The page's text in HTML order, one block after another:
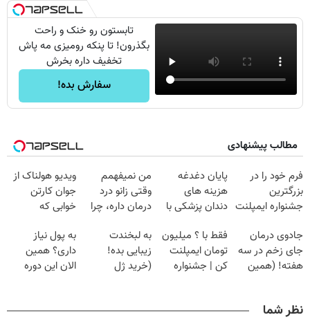
تابستون رو خنک و راحت
بگذرون! تا پنکه رومیزی مه پاش
تخفیف داره بخرش
سفارش بده!
مطالب پیشنهادی
فرم خود را در
بزرگترین
جشنواره ایمپلنت
فقط ۲۵ میلیون
پایان دغدغه
هزینه های
دندان پزشکی با
خانگی
من نمیفهمم
وقتی زانو درد
درمان داره، چرا
تحمل میکنی؟❗
ویدیو هولناک از
جوان کارتن
خوابی که
آموزش رایگان
جادوی درمان
جای زخم در سه
هفته! (همین
فقط با ؟ میلیون
تومان ایمپلنت
کن | جشنواره
به لبخندت
زیبایی بده!
(خرید ژل
با40%تخفیف)
به پول نیاز
داری؟ همین
الان این دوره
نظر شما